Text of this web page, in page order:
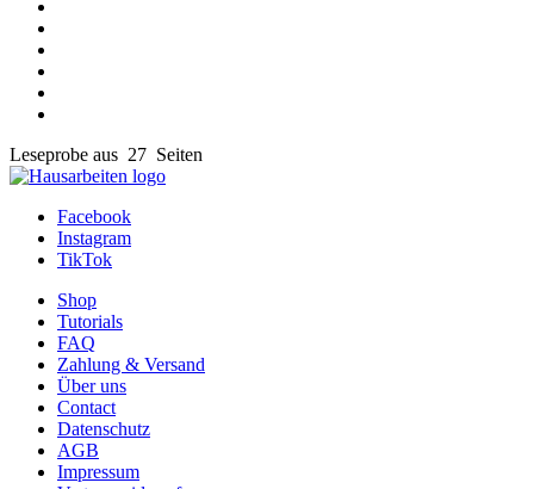
Leseprobe aus 27 Seiten
Facebook
Instagram
TikTok
Shop
Tutorials
FAQ
Zahlung & Versand
Über uns
Contact
Datenschutz
AGB
Impressum